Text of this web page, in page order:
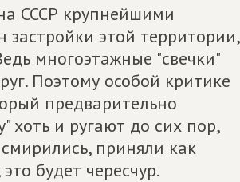
СССР крупнейшими
этой территории,
многоэтажные "свечки"
Поэтому особой критике
предварительно
хоть и ругают до сих пор,
приняли как
будет чересчур.